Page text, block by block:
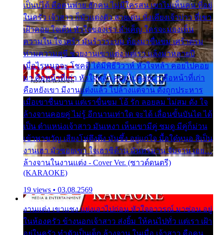
เป็นบ่ได้ คือคนพ่าย ฮักคน ไม่มีใครสน เขาไม่เห็นคน ที่อยู่
ในครัว เจ้าสาว ก็มัวแต่งตัว สวยเด่น นั่งเคียงเจ้าบ่าว ที่เขา
เฝ้าคอย ใจเต้น หัวใจของเรา ลำเค็ญ ใครจะมองเห็น
ความใน ใจ เศร้า มันร้าวระบม ต้องมาขื่นขม เศร้าตรม
ท่ามความสุขี ช่วยงานเขาแต่ง แต่เรา แล้งมาหลายปี
เมื่อไรหนอจะ โชคดี ได้มีพิธีวิวาห์ หัวใจหล้า คอยไปคอย
มา คือหน้าที่เก่า หัวใจหล้า คอยไปคอยมา คือหน้าที่เก่า
คือหยังเขา มีงานแต่งแล้ว ไปล้างแต่จาน ดั่งถูกประหาร
เมื่อเขาชื่นบาน แต่เราขื่นขม โอ้ รัก ลอยลม ไม่สม ดัง ใจ
ล้างจานคอยคู่ ไม่รู้ อีกนานเท่าใด จะได้ เลื่อนขั้นบันได ได้
เป็น ตำแหน่งเจ้าสาว มันเหงา เห็นเขามีคู่ ซมดู มีคู่ก็ม่วน
เข้าพาขวัญ เสียงโห่ตึงตึง มันซึ้ง อยู่แก่ใจ มื้อใด๋หนอ สิเป็น
งานเฮา มัวซอยเขา ใจเฮาซิด้าน มันทรมาน จับจาน เอย…
ล้างจานในงานแต่ง - Cover Ver. (ซาวด์ดนตรี)
(KARAOKE)
19 views • 03.08.2569
งานแต่ง เขาแซง แย่งเอาไปก่อน หัวใจอาวรณ์ มาซ่อน อยู่
ในห้องครัว ข้างนอกเจ้าสาว ส่งยิ้ม ให้คนไปทั่ว แต่เรา เฝ้า
อยู่ในครัว ทำตัวเป็นเด็ก ล้างจาน ในเมื่อ เจ้าสาว คือคน